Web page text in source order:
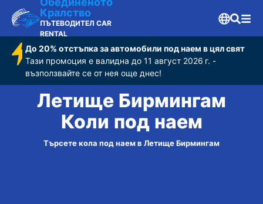
Кралство
ПЪТЕВОДИТЕЛ CAR
RENTAL
До 20% отстъпка за автомобили под наем в цял свят
Тази промоция е валидна до 11 август 2026 г. -
възползвайте се от нея още днес!
Летище Бирмингам
Коли под наем
Търсете кола под наем в Летище Бирмингам